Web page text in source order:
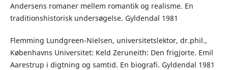
Andersens romaner mellem romantik og realisme. En
traditionshistorisk undersøgelse. Gyldendal 1981
Flemming Lundgreen-Nielsen, universitetslektor, dr.phil.,
Københavns Universitet: Keld Zeruneith: Den frigjorte. Emil
Aarestrup i digtning og samtid. En biografi. Gyldendal 1981